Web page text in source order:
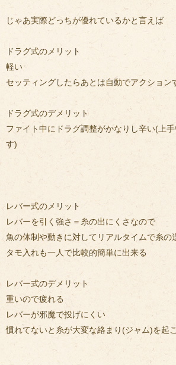
じゃあ実際どっちが優れているかと言えば
ドラグ式のメリット
軽い
セッティングしたらあとは自動でアクション
ドラグ式のデメリット
ファイト中にドラグ調整がかなりし辛い(上
す)
レバー式のメリット
レバーを引く強さ＝糸の出にくさなので
魚の体制や動きに対してリアルタイムで糸の
タモ入れも一人で比較的簡単に出来る
レバー式のデメリット
重いので疲れる
レバーが邪魔で投げにくい
慣れてないと糸が大変な絡まり(ジャム)を起